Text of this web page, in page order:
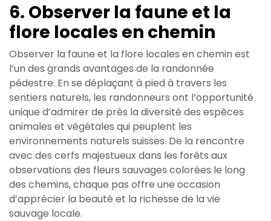
6. Observer la faune et la
flore locales en chemin
Observer la faune et la flore locales en chemin est
l’un des grands avantages de la randonnée
pédestre. En se déplaçant à pied à travers les
sentiers naturels, les randonneurs ont l’opportunité
unique d’admirer de près la diversité des espèces
animales et végétales qui peuplent les
environnements naturels suisses. De la rencontre
avec des cerfs majestueux dans les forêts aux
observations des fleurs sauvages colorées le long
des chemins, chaque pas offre une occasion
d’apprécier la beauté et la richesse de la vie
sauvage locale.